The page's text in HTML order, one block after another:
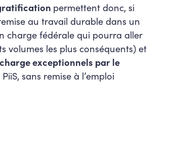
permettent donc, si
au travail durable dans un
charge fédérale qui pourra aller
volumes les plus conséquents) et
exceptionnels par le
sans remise à l’emploi